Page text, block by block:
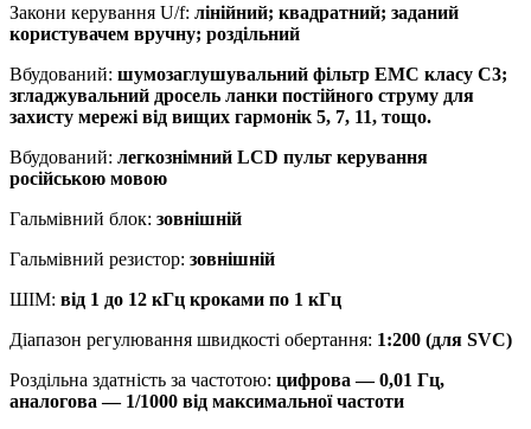
Закони керування U/f: лінійний; квадратний; заданий
користувачем вручну; роздільний
Вбудований: шумозаглушувальний фільтр ЕМС класу С3;
згладжувальний дросель ланки постійного струму для
захисту мережі від вищих гармонік 5, 7, 11, тощо.
Вбудований: легкознімний LCD пульт керування
російською мовою
Гальмівний блок: зовнішній
Гальмівний резистор: зовнішній
ШІМ: від 1 до 12 кГц кроками по 1 кГц
Діапазон регулювання швидкості обертання: 1:200 (для SVC)
Роздільна здатність за частотою: цифрова — 0,01 Гц,
аналогова — 1/1000 від максимальної частоти